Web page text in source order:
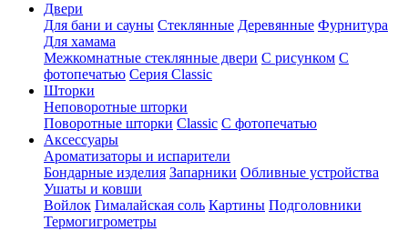
Двери
Для бани и сауны Стеклянные Деревянные Фурнитура
Для хамама
Межкомнатные стеклянные двери С рисунком С
фотопечатью Серия Classic
Шторки
Неповоротные шторки
Поворотные шторки Classic С фотопечатью
Аксессуары
Ароматизаторы и испарители
Бондарные изделия Запарники Обливные устройства
Ушаты и ковши
Войлок Гималайская соль Картины Подголовники
Термогигрометры